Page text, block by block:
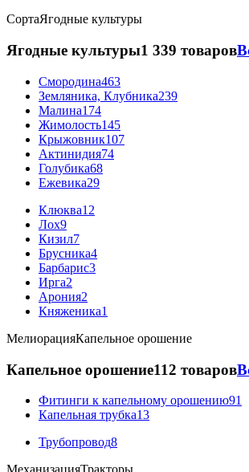
СортаЯгодные культуры
Ягодные культуры1 339 товаров
Смородина463
Земляника, Клубника239
Малина174
Жимолость145
Крыжовник107
Актинидия74
Голубика68
Ежевика29
Клюква12
Лох9
Кизил7
Брусника4
Барбарис3
Ирга2
Арония2
Княженика1
МелиорацияКапельное орошение
Капельное орошение112 товаров
Фитинги к капельному орошению91
Капельная трубка13
Трубопровод8